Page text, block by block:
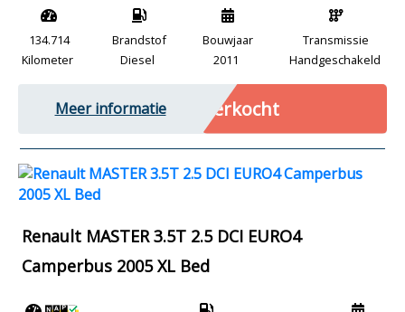
134.714
Kilometer
Brandstof
Diesel
Bouwjaar
2011
Transmissie
Handgeschakeld
Meer informatie Verkocht
Renault MASTER 3.5T 2.5 DCI EURO4
Camperbus 2005 XL Bed